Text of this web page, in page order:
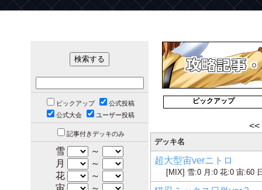
ピックアップ
公式投稿
公式大会
ユーザー投稿
記事付きデッキのみ
雪
～
月
～
花
～
宙
～
ピックアップ
<<
デッキ名
超大型宙verニトロ
[MIX] 雪:0 月:0 花:0 宙:60